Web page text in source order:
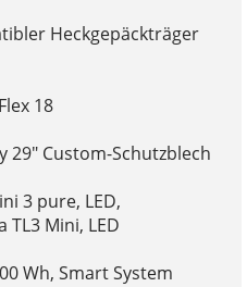
Heckgepäckträger
18
29" Custom-Schutzblech
3 pure, LED,
Mini, LED
Wh, Smart System